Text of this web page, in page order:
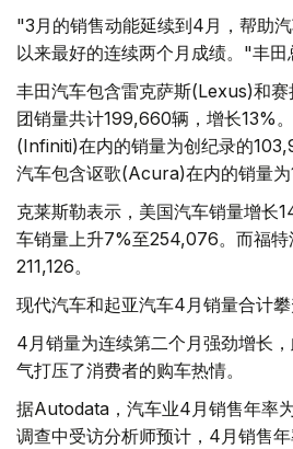
"3月的销售动能延续到4月，帮助
以来最好的连续两个月成绩。"丰田
丰田汽车包含雷克萨斯(Lexus)和
团销量共计199,660辆，增长13%
(Infiniti)在内的销量为创纪录的
汽车包含讴歌(Acura)在内的销量为
克莱斯勒表示，美国汽车销量增长
车销量上升7%至254,076。而福特
211,126。
现代汽车和起亚汽车4月销量合计攀
4月销量为连续第二个月强劲增长
气打压了消费者的购车热情。
据Autodata，汽车业4月销售年率
调查中受访分析师预计，4月销售